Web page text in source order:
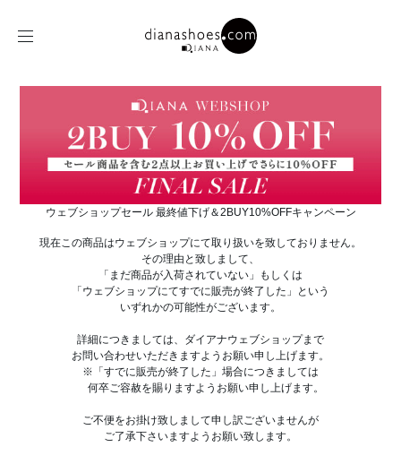
ウェブショップセール 最終値下げ＆2BUY10%OFFキャンペーン
現在この商品はウェブショップにて取り扱いを致しておりません。
その理由と致しまして、
「まだ商品が入荷されていない」もしくは
「ウェブショップにてすでに販売が終了した」という
いずれかの可能性がございます。
詳細につきましては、ダイアナウェブショップまで
お問い合わせいただきますようお願い申し上げます。
※「すでに販売が終了した」場合につきましては
何卒ご容赦を賜りますようお願い申し上げます。
ご不便をお掛け致しまして申し訳ございませんが
ご了承下さいますようお願い致します。